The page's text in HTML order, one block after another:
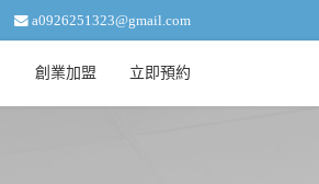
a0926251323@gmail.com
創業加盟 立即預約